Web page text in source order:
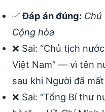
✅Đáp án đúng: Chủ
Cộng hòa
❌ Sai: “Chủ tịch
Việt Nam” — vì tên
sau khi Người đã mất
❌ Sai: “Tổng Bí thư